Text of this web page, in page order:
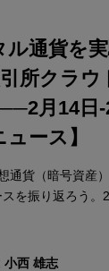
ル通貨を
所クラウ
月14日-
ース】
通貨（暗号資産
を振り返ろう。
小西 雄志